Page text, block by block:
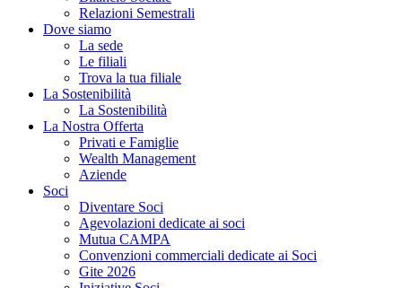
Relazioni Semestrali
Dove siamo
La sede
Le filiali
Trova la tua filiale
La Sostenibilità
La Sostenibilità
La Nostra Offerta
Privati e Famiglie
Wealth Management
Aziende
Soci
Diventare Soci
Agevolazioni dedicate ai soci
Mutua CAMPA
Convenzioni commerciali dedicate ai Soci
Gite 2026